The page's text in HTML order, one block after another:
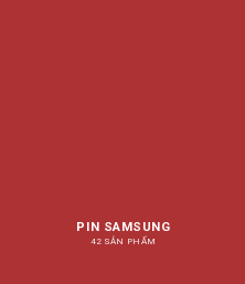
PIN SAMSUNG
42 SẢN PHẨM